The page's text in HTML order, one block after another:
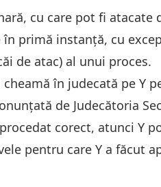
cu care pot fi
primă instanță, cu
de atac) al unui proces.
cheamă în judecată pe Y
de Judecătoria
corect, atunci Y
pentru care Y a făcut